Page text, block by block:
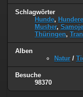
Schlagwörter
Hunde,
Musher,
Thüringen,
Alben
Natur /
Besuche
98370